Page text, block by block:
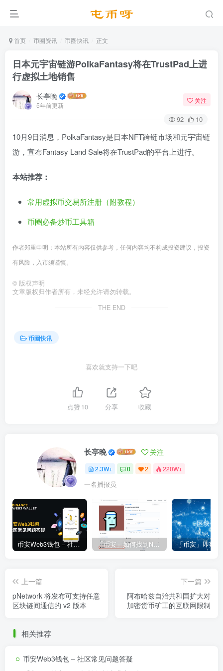
首页 币圈资讯 币圈快讯 正文
日本元宇宙链游PolkaFantasy将在TrustPad上进
行虚拟土地销售
长亭晚
5年前更新
关注
92 10
10月9日消息，PolkaFantasy是日本NFT跨链市场和元宇宙链
游，宣布Fantasy Land Sale将在TrustPad的平台上进行。
本站推荐：
常用虚拟币交易所注册（附教程）
币圈必备炒币工具箱
作者郑重申明：本站所有内容仅供参考，任何内容均不构成投资建议，投资
有风险，入市须谨慎。
© 版权声明
文章版权归作者所有，未经允许请勿转载。
THE END
币圈快讯
喜欢就支持一下吧
点赞10 分享 收藏
长亭晚 关注
2.3W+ 0 2 220W+
一名播报员
币安Web3钱包 – 社区常见问题答疑 「币安」如何找到NFT合约地址？
上一篇
pNetwork 将发布可支持任意
区块链间通信的 v2 版本
下一篇
阿布哈兹自治共和国扩大对
加密货币矿工的互联网限制
相关推荐
币安Web3钱包 – 社区常见问题答疑